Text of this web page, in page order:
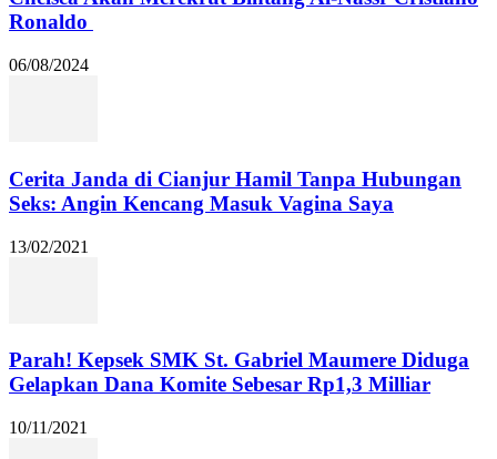
Ronaldo
06/08/2024
Cerita Janda di Cianjur Hamil Tanpa Hubungan
Seks: Angin Kencang Masuk Vagina Saya
13/02/2021
Parah! Kepsek SMK St. Gabriel Maumere Diduga
Gelapkan Dana Komite Sebesar Rp1,3 Milliar
10/11/2021